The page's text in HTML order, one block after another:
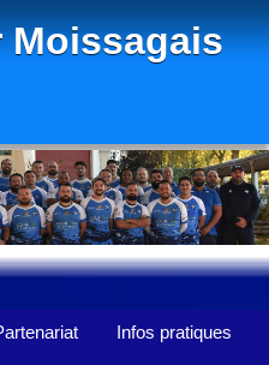
Moissagais
Infos pratiques